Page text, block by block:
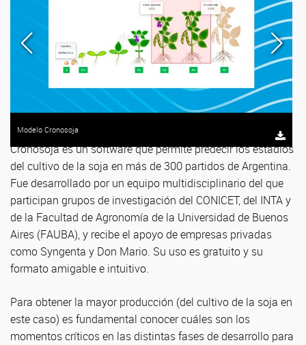
Modelo Cronosoja
Cronosoja es un software que permite predecir los estadios
del cultivo de la soja en más de 300 partidos de Argentina.
Fue desarrollado por un equipo multidisciplinario del que
participan grupos de investigación del CONICET, del INTA y
de la Facultad de Agronomía de la Universidad de Buenos
Aires (FAUBA), y recibe el apoyo de empresas privadas
como Syngenta y Don Mario. Su uso es gratuito y su
formato amigable e intuitivo.
Para obtener la mayor producción (del cultivo de la soja en
este caso) es fundamental conocer cuáles son los
momentos críticos en las distintas fases de desarrollo para